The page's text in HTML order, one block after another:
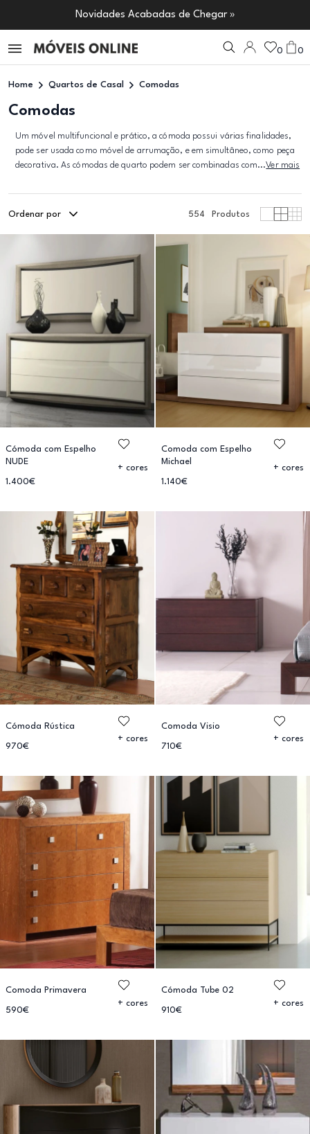
Novidades Acabadas de Chegar »
0 0
Home Quartos de Casal Comodas
Comodas
Um móvel multifuncional e prático, a cómoda possui várias finalidades,
pode ser usada como móvel de arrumação, e em simultâneo, como peça
decorativa. As cómodas de quarto podem ser combinadas com...Ver mais
Ordenar por 554 Produtos
Cómoda com Espelho
NUDE
1.400€
+ cores
Comoda com Espelho
Michael
1.140€
+ cores
Cómoda Rústica
970€
+ cores
Comoda Visio
710€
+ cores
Comoda Primavera
590€
+ cores
Cómoda Tube 02
910€
+ cores